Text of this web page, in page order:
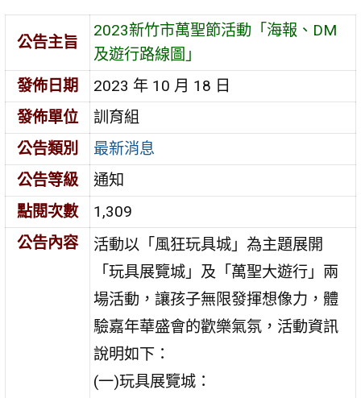
公告主旨
2023新竹市萬聖節活動「海報、DM
及遊行路線圖」
發佈日期
2023 年 10 月 18 日
發佈單位
訓育組
公告類別
最新消息
公告等級
通知
點閱次數
1,309
公告內容
活動以「風狂玩具城」為主題展開
「玩具展覽城」及「萬聖大遊行」兩
場活動，讓孩子無限發揮想像力，體
驗嘉年華盛會的歡樂氣氛，活動資訊
說明如下：
(一)玩具展覽城：